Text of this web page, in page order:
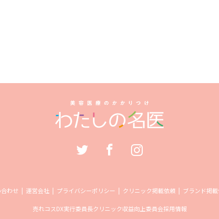
わせ 運営会社 プライバシーポリシー クリニック掲載依頼 ブランド掲
売れコスDX実行委員長クリニック収益向上委員会採用情報